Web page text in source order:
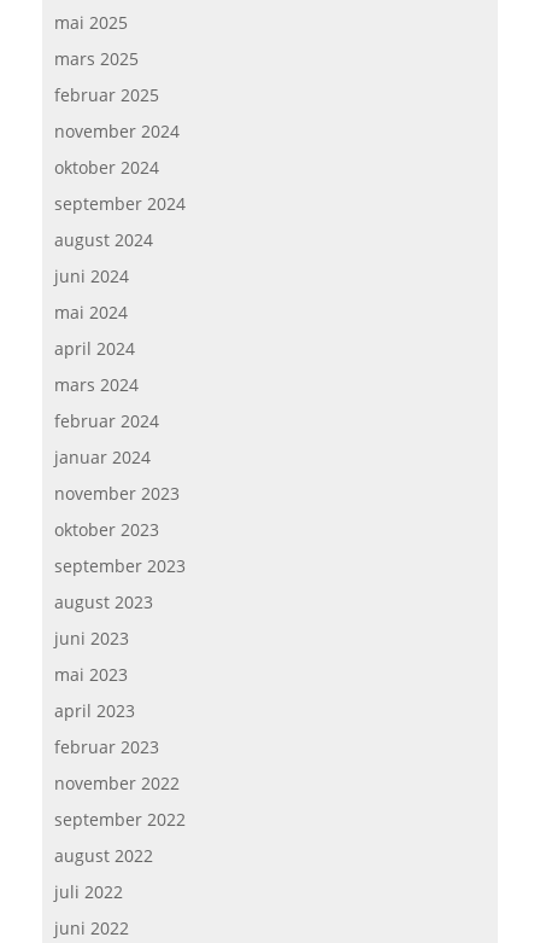
mai 2025
mars 2025
februar 2025
november 2024
oktober 2024
september 2024
august 2024
juni 2024
mai 2024
april 2024
mars 2024
februar 2024
januar 2024
november 2023
oktober 2023
september 2023
august 2023
juni 2023
mai 2023
april 2023
februar 2023
november 2022
september 2022
august 2022
juli 2022
juni 2022